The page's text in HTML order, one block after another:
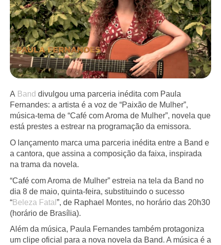
A Band divulgou uma parceria inédita com Paula
Fernandes: a artista é a voz de “Paixão de Mulher”,
música-tema de “Café com Aroma de Mulher”, novela que
está prestes a estrear na programação da emissora.
O lançamento marca uma parceria inédita entre a Band e
a cantora, que assina a composição da faixa, inspirada
na trama da novela.
“Café com Aroma de Mulher” estreia na tela da Band no
dia 8 de maio, quinta-feira, substituindo o sucesso
“Beleza Fatal ”, de Raphael Montes, no horário das 20h30
(horário de Brasília).
Além da música, Paula Fernandes também protagoniza
um clipe oficial para a nova novela da Band. A música é a